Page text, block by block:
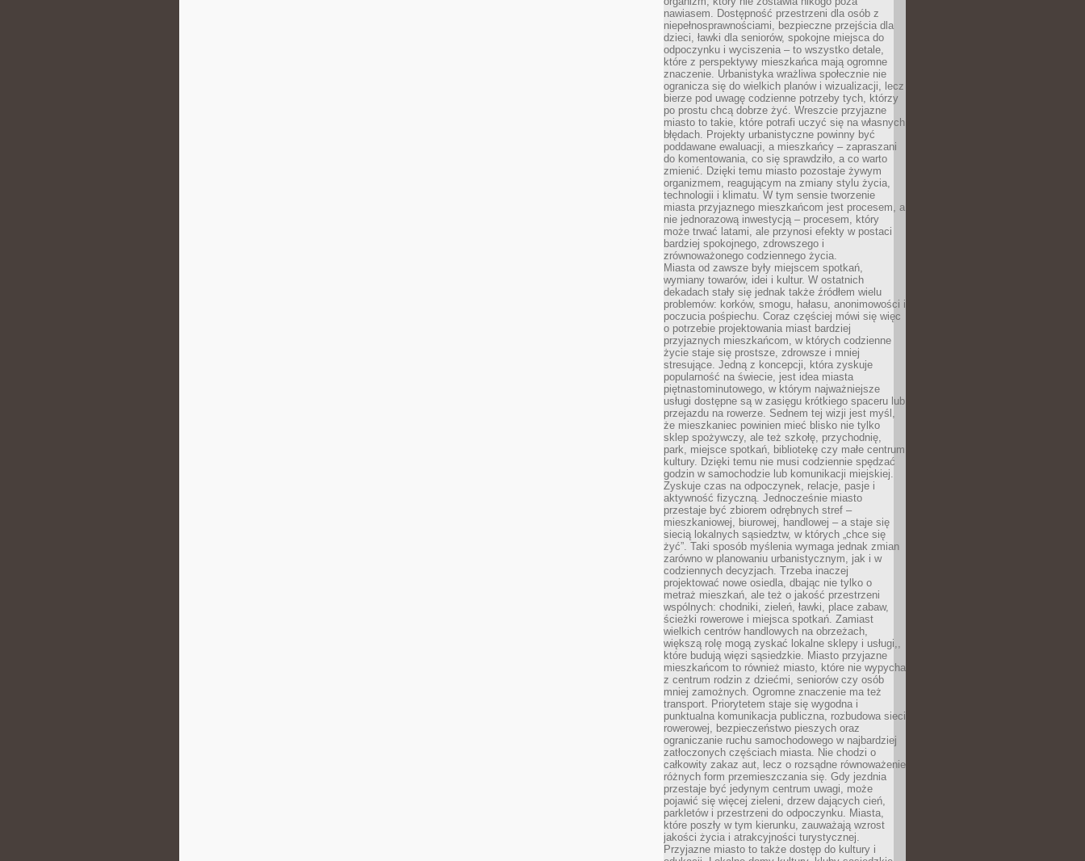
nawiasem. Dostępność przestrzeni dla osób z
niepełnosprawnościami, bezpieczne przejścia dla
dzieci, ławki dla seniorów, spokojne miejsca do
odpoczynku i wyciszenia – to wszystko detale,
które z perspektywy mieszkańca mają ogromne
znaczenie. Urbanistyka wrażliwa społecznie nie
ogranicza się do wielkich planów i wizualizacji, lecz
bierze pod uwagę codzienne potrzeby tych, którzy
po prostu chcą dobrze żyć. Wreszcie przyjazne
miasto to takie, które potrafi uczyć się na własnych
błędach. Projekty urbanistyczne powinny być
poddawane ewaluacji, a mieszkańcy – zapraszani
do komentowania, co się sprawdziło, a co warto
zmienić. Dzięki temu miasto pozostaje żywym
organizmem, reagującym na zmiany stylu życia,
technologii i klimatu. W tym sensie tworzenie
miasta przyjaznego mieszkańcom jest procesem, a
nie jednorazową inwestycją – procesem, który
może trwać latami, ale przynosi efekty w postaci
bardziej spokojnego, zdrowszego i
zrównoważonego codziennego życia.
Miasta od zawsze były miejscem spotkań,
wymiany towarów, idei i kultur. W ostatnich
dekadach stały się jednak także źródłem wielu
problemów: korków, smogu, hałasu, anonimowości i
poczucia pośpiechu. Coraz częściej mówi się więc
o potrzebie projektowania miast bardziej
przyjaznych mieszkańcom, w których codzienne
życie staje się prostsze, zdrowsze i mniej
stresujące. Jedną z koncepcji, która zyskuje
popularność na świecie, jest idea miasta
piętnastominutowego, w którym najważniejsze
usługi dostępne są w zasięgu krótkiego spaceru lub
przejazdu na rowerze. Sednem tej wizji jest myśl,
że mieszkaniec powinien mieć blisko nie tylko
sklep spożywczy, ale też szkołę, przychodnię,
park, miejsce spotkań, bibliotekę czy małe centrum
kultury. Dzięki temu nie musi codziennie spędzać
godzin w samochodzie lub komunikacji miejskiej.
Zyskuje czas na odpoczynek, relacje, pasje i
aktywność fizyczną. Jednocześnie miasto
przestaje być zbiorem odrębnych stref –
mieszkaniowej, biurowej, handlowej – a staje się
siecią lokalnych sąsiedztw, w których „chce się
żyć”. Taki sposób myślenia wymaga jednak zmian
zarówno w planowaniu urbanistycznym, jak i w
codziennych decyzjach. Trzeba inaczej
projektować nowe osiedla, dbając nie tylko o
metraż mieszkań, ale też o jakość przestrzeni
wspólnych: chodniki, zieleń, ławki, place zabaw,
ścieżki rowerowe i miejsca spotkań. Zamiast
wielkich centrów handlowych na obrzeżach,
większą rolę mogą zyskać lokalne sklepy i usługi,,
które budują więzi sąsiedzkie. Miasto przyjazne
mieszkańcom to również miasto, które nie wypycha
z centrum rodzin z dziećmi, seniorów czy osób
mniej zamożnych. Ogromne znaczenie ma też
transport. Priorytetem staje się wygodna i
punktualna komunikacja publiczna, rozbudowa sieci
rowerowej, bezpieczeństwo pieszych oraz
ograniczanie ruchu samochodowego w najbardziej
zatłoczonych częściach miasta. Nie chodzi o
całkowity zakaz aut, lecz o rozsądne równoważenie
różnych form przemieszczania się. Gdy jezdnia
przestaje być jedynym centrum uwagi, może
pojawić się więcej zieleni, drzew dających cień,
parkletów i przestrzeni do odpoczynku. Miasta,
które poszły w tym kierunku, zauważają wzrost
jakości życia i atrakcyjności turystycznej.
Przyjazne miasto to także dostęp do kultury i